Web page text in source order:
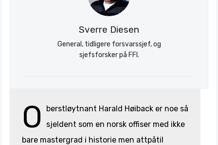
Sverre Diesen
General, tidligere forsvarssjef, og
sjefsforsker på FFI.
O
berstløytnant Harald Høiback er noe så
sjeldent som en norsk offiser med ikke
bare mastergrad i historie men attpåtil